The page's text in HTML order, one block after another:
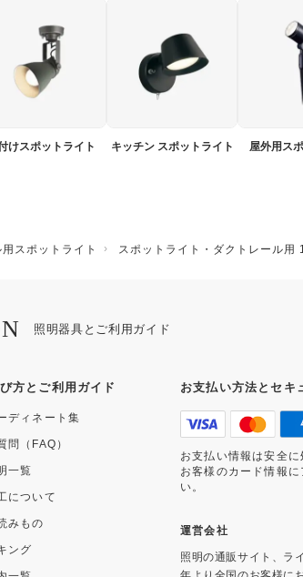
けスポットライト キッチン スポットライト 屋外用ス
スポットライト スポットライト・ダクトレール用
照明器具とご利用ガイド
方とご利用ガイド
ディネート集
問（FAQ）
一覧
について
みもの
ング
お支払い方法とセキ
お支払い情報は安全
お客様のカード情報
い。
運営会社
照明の通販サイト、ラ